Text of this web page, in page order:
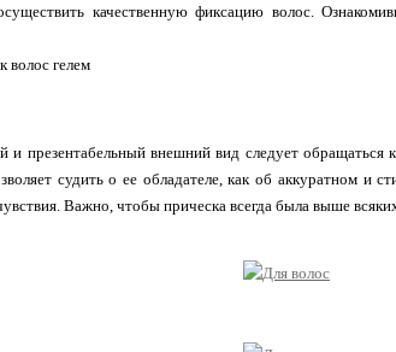
качественную фиксацию волос.
волос гелем
презентабельный внешний вид следует обращаться
судить о ее обладателе, как об аккуратном и
Важно, чтобы прическа всегда была выше